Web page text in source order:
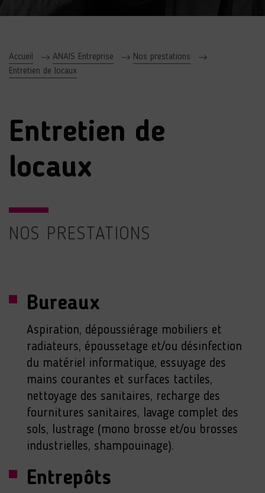
Accueil ANAIS Entreprise
Nos prestations
Entretien de locaux
Entretien de
locaux
NOS PRESTATIONS
Bureaux
Aspiration, dépoussiérage mobiliers et
radiateurs, époussetage et/ou désinfection
du matériel informatique, essuyage des
mains courantes et surfaces tactiles,
nettoyage des sanitaires, recharge des
fournitures sanitaires, lavage complet des
sols, lustrage (mono brosse et/ou brosses
industrielles, shampouinage).
Entrepôts